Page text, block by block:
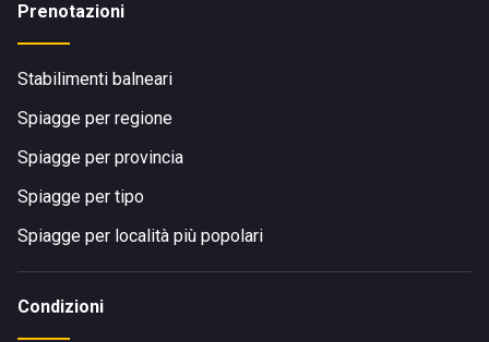
Prenotazioni
Stabilimenti balneari
Spiagge per regione
Spiagge per provincia
Spiagge per tipo
Spiagge per località più popolari
Condizioni